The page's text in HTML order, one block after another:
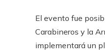
El evento fue
Carabineros y la
implementará un